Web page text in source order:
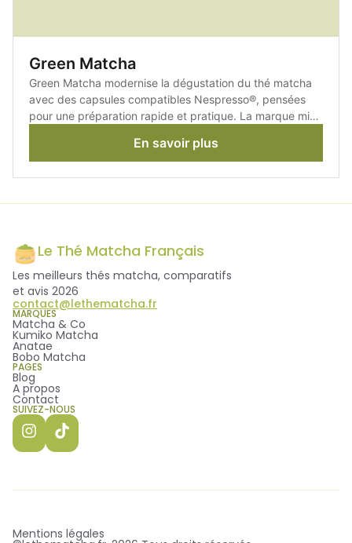
Green Matcha
Green Matcha modernise la dégustation du thé matcha
avec des capsules compatibles Nespresso®, pensées
pour une préparation rapide et pratique. La marque mise
japonais plus accessible au quotidien.
En savoir plus
Le Thé Matcha Français
Les meilleurs thés matcha, comparatifs
et avis 2026
contact@lethematcha.fr
MARQUES
Matcha & Co
Kumiko Matcha
Anatae
Bobo Matcha
PAGES
Blog
A propos
Contact
SUIVEZ-NOUS
Mentions légales